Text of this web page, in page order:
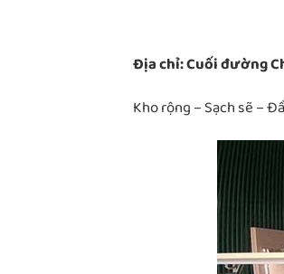
Địa chỉ: Cuối đường
Kho rộng – Sạch sẽ –